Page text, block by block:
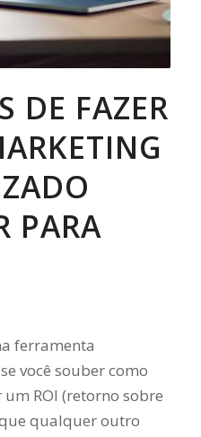
DE FAZER
PARA
ferramenta
você souber como
ROI (retorno sobre
qualquer outro